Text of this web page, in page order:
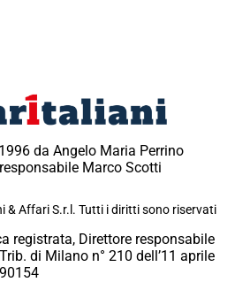
da Angelo Maria Perrino
Marco Scotti
& Affari S.r.l. Tutti i diritti sono riservati
registrata, Direttore responsabile
di Milano n° 210 dell’11 aprile